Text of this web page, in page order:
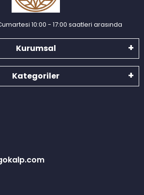
10:00 - 17:00 saatleri arasında
Kurumsal
Kategoriler